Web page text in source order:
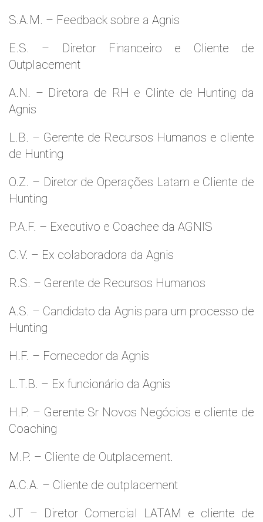
S.A.M. – Feedback sobre a Agnis
E.S. – Diretor Financeiro e Cliente de
Outplacement
A.N. – Diretora de RH e Clinte de Hunting da
Agnis
L.B. – Gerente de Recursos Humanos e cliente
de Hunting
O.Z. – Diretor de Operações Latam e Cliente de
Hunting
P.A.F. – Executivo e Coachee da AGNIS
C.V. – Ex colaboradora da Agnis
R.S. – Gerente de Recursos Humanos
A.S. – Candidato da Agnis para um processo de
Hunting
H.F. – Fornecedor da Agnis
L.T.B. – Ex funcionário da Agnis
H.P. – Gerente Sr Novos Negócios e cliente de
Coaching
M.P. – Cliente de Outplacement.
A.C.A. – Cliente de outplacement
JT – Diretor Comercial LATAM e cliente de